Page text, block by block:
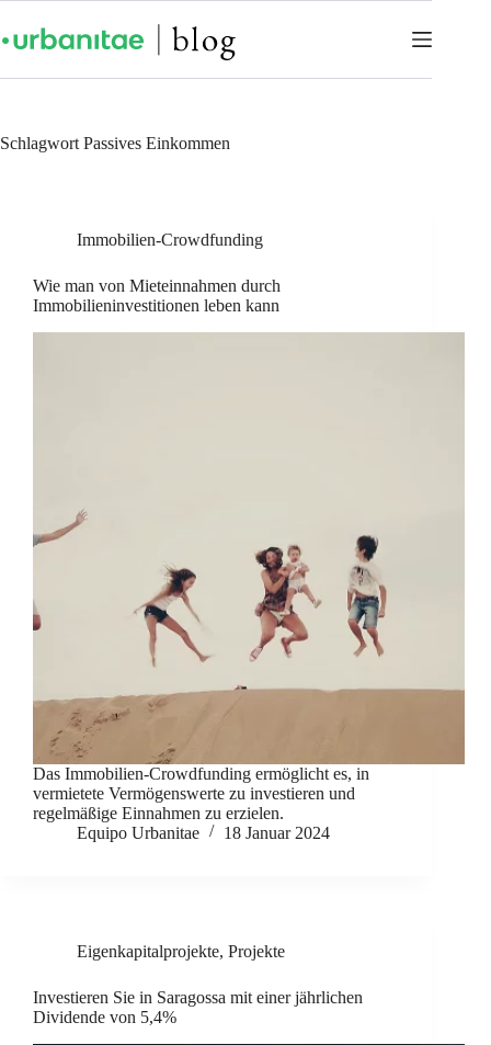
Schlagwort Passives Einkommen
Immobilien-Crowdfunding
Wie man von Mieteinnahmen durch
Immobilieninvestitionen leben kann
Das Immobilien-Crowdfunding ermöglicht es, in
vermietete Vermögenswerte zu investieren und
regelmäßige Einnahmen zu erzielen.
Equipo Urbanitae
18 Januar 2024
Eigenkapitalprojekte, Projekte
Investieren Sie in Saragossa mit einer jährlichen
Dividende von 5,4%